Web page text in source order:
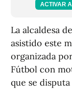
ACTIVAR
La alcaldesa
asistido este
organizada
Fútbol con
que se